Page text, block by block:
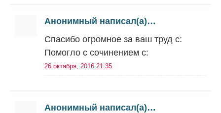
Анонимный написал(а)…
Спасибо огромное за ваш труд с:
Помогло с сочинением с:
26 октября, 2016 21:35
Анонимный написал(а)…